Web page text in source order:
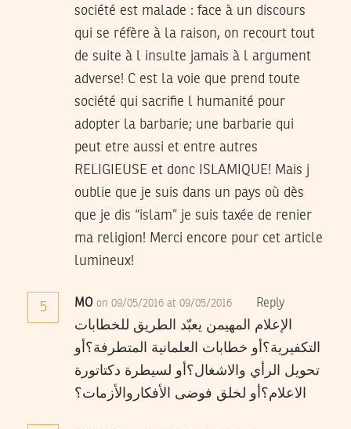
société est malade : face à un discours
qui se réfère à la raison, on recourt tout
de suite à l insulte jamais à l argument
adverse! C est la voie que prend toute
société qui sacrifie l humanité pour
adopter la barbarie; une barbarie qui
peut etre aussi et entre autres
RELIGIEUSE et donc ISLAMIQUE! Mais j
oublie que je suis dans un pays où dès
que je dis “islam” je suis taxée de renier
ma religion! Merci encore pour cet article
lumineux!
5 MO on 09/05/2016 at 09/05/2016 Reply
الإعلام المهيمن يعبّد الطريق للخطابات
التكفيرية؟أو خطابات العلمانية المتطرفة؟أو
تحويل الرأي والاشغال؟أو لسيطرة دكتاتورة
الاعلام؟أو لخلق فوضى الأفكاروالأزمات؟